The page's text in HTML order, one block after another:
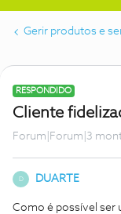
Gerir produtos e
RESPONDIDO
Cliente
Forum|Forum|3
D DUARTE
Como é possível ser